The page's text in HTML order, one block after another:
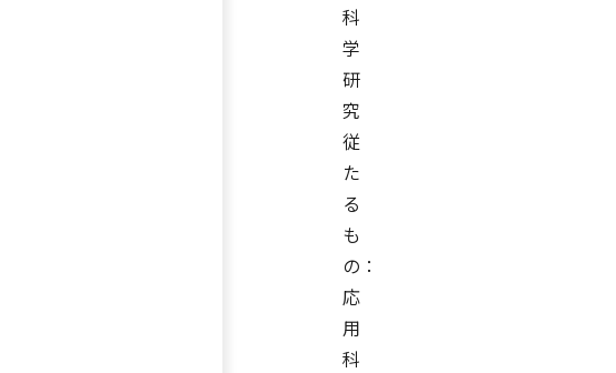
科
学
研
究
従
た
る
も
の：
応
用
科